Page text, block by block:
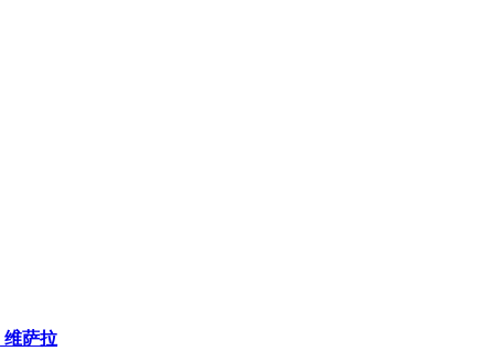
维萨拉